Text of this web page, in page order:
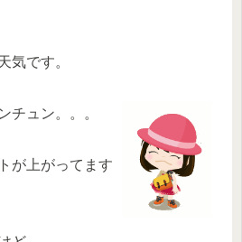
気です。
チュン。。。
が上がってます